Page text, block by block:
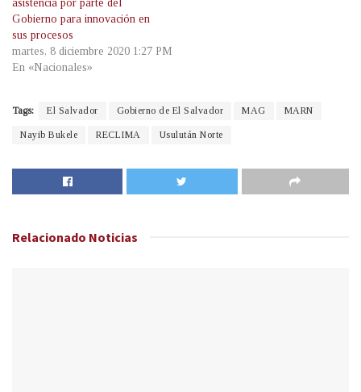
asistencia por parte del
Gobierno para innovación en
sus procesos
martes, 8 diciembre 2020 1:27 PM
En «Nacionales»
Tags: El Salvador Gobierno de El Salvador MAG MARN
Nayib Bukele RECLIMA Usulután Norte
Relacionado Noticias